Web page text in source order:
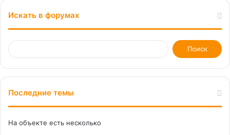
Искать в форумах
Последние темы
На объекте есть несколько